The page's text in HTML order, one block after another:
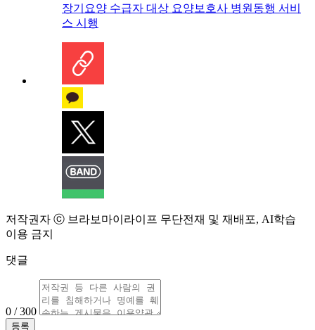
장기요양 수급자 대상 요양보호사 병원동행 서비
스 시행
저작권자 ⓒ 브라보마이라이프 무단전재 및 재배포, AI학습
이용 금지
댓글
0 / 300